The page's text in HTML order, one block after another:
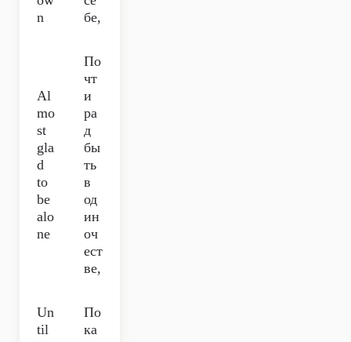
n
бе,
Al
mo
st
gla
d
to
be
alo
ne
По
чт
и
ра
д
бы
ть
в
од
ин
оч
ест
ве,
Un
til
По
ка